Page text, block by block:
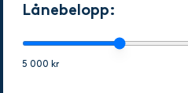
Lånebelopp:
5 000 kr